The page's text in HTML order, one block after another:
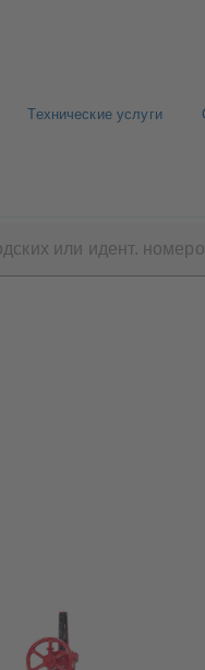
Технические услуги